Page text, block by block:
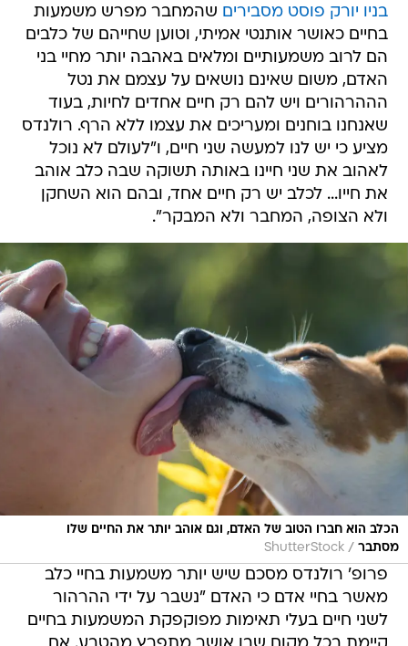
בניו יורק פוסט מסבירים שהמחבר מפרש משמעות
בחיים כאושר אותנטי אמיתי, וטוען שחייהם של כלבים
הם לרוב משמעותיים ומלאים באהבה יותר מחיי בני
האדם, משום שאינם נושאים על עצמם את נטל
הההרהורים ויש להם רק חיים אחדים לחיות, בעוד
שאנחנו בוחנים ומעריכים את עצמו ללא הרף. רולנדס
מציע כי יש לנו למעשה שני חיים, ו"לעולם לא נוכל
לאהוב את שני חיינו באותה תשוקה שבה כלב אוהב
את חייו... לכלב יש רק חיים אחד, ובהם הוא השחקן
ולא הצופה, המחבר ולא המבקר".
הכלב הוא חברו הטוב של האדם, וגם אוהב יותר את החיים שלו
מסתבר /
ShutterStock
פרופ' רולנדס מסכם שיש יותר משמעות בחיי כלב
מאשר בחיי אדם כי האדם "נשבר על ידי ההרהור
לשני חיים בעלי תאימות מפוקפקת המשמעות בחיים